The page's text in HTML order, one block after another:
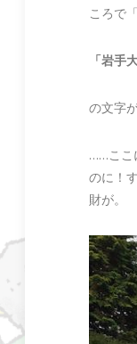
ころで
「岩手
の文字
……ここ
のに！
財が。